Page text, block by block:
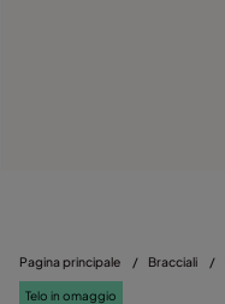
Pagina principale / Bracciali /
Telo in omaggio